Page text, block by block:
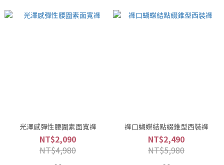
光澤感彈性腰圍素面寬褲
NT$2,090
NT$4,980
褲口蝴蝶結點綴錐型西裝褲
NT$2,490
NT$5,980